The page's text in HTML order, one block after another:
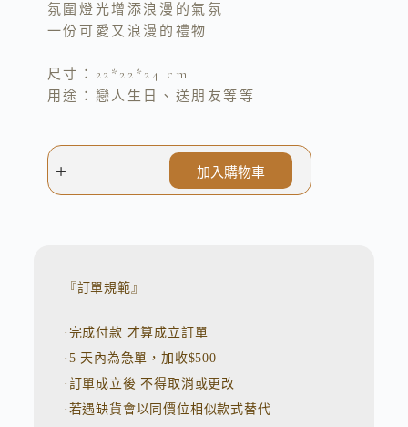
n
o
k
氛圍燈光增添浪漫的氣氛
一份可愛又浪漫的禮物
尺寸：22*22*24 cm
用途：戀人生日、送朋友等等
加入購物車
『訂單規範』
·完成付款 才算成立訂單
·5 天內為急單，加收$500
·訂單成立後 不得取消或更改
·若遇缺貨會以同價位相似款式替代